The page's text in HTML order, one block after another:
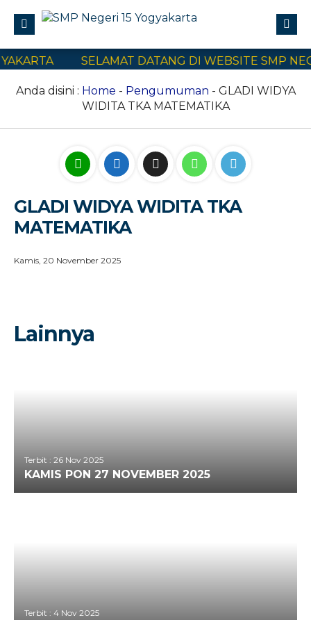
Profile
Civitas Akademika
SELAMAT DATANG DI WEBSITE SMP
Anda disini : Home - Pengumuman - GLADI WIDYA
WIDITA TKA MATEMATIKA
GLADI WIDYA WIDITA TKA
MATEMATIKA
Kamis, 20 November 2025
Lainnya
Terbit : 26 Nov 2025
KAMIS PON 27 NOVEMBER 2025
Terbit : 4 Nov 2025